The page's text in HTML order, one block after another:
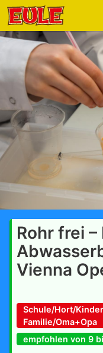
Rohr frei –
Vienna
Schule/Hort/
Familie/Oma+Opa
empfohlen von 9